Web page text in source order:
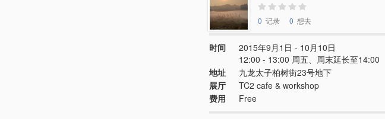
0 记录 0 想去
时间
2015年9月1日 - 10月10日
12:00 - 13:00 周五、周末延长至14:00
地址
九龙太子柏树街23号地下
展厅
TC2 cafe & workshop
费用
Free